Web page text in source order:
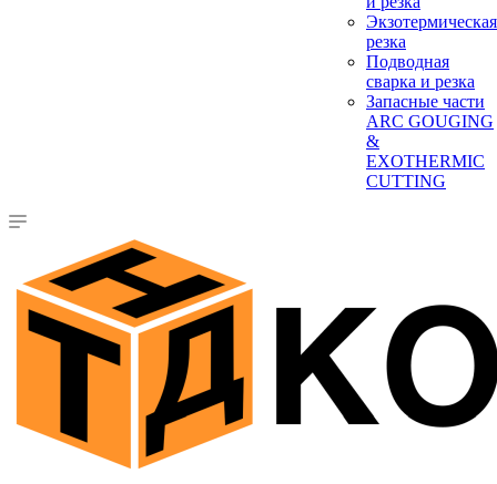
Экзотермическая
резка
Подводная
сварка и резка
Запасные части
ARC GOUGING
&
EXOTHERMIC
CUTTING